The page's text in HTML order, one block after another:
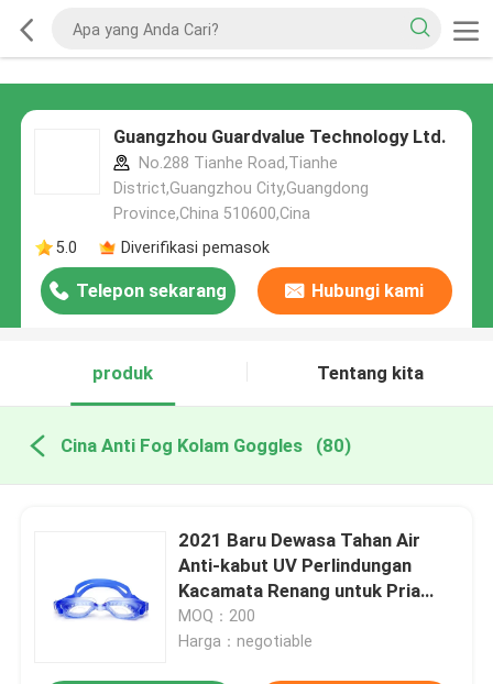
Guangzhou Guardvalue Technology Ltd.
No.288 Tianhe Road,Tianhe
District,Guangzhou City,Guangdong
Province,China 510600,Cina
5.0
Diverifikasi pemasok
Telepon sekarang Hubungi kami
produk Tentang kita
Cina Anti Fog Kolam Goggles (80)
2021 Baru Dewasa Tahan Air
Anti-kabut UV Perlindungan
Kacamata Renang untuk Pria
Wanita Kacamata Renang Kedap
Air
MOQ：200
Harga：negotiable